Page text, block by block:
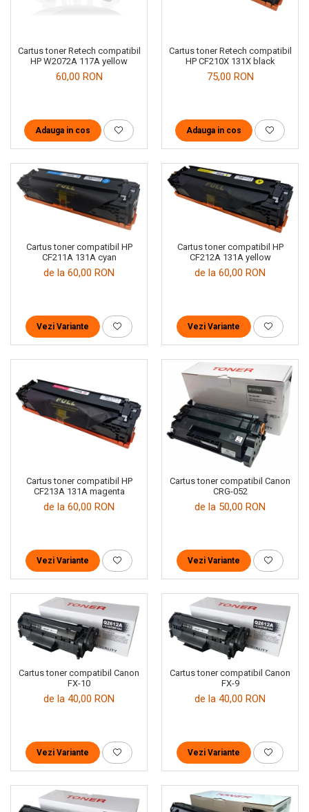
Cartus toner Retech compatibil
HP W2072A 117A yellow
60,00 RON
Adauga in cos
Cartus toner Retech compatibil
HP CF210X 131X black
75,00 RON
Adauga in cos
Cartus toner compatibil HP
CF211A 131A cyan
de la 60,00 RON
Vezi Variante
Cartus toner compatibil HP
CF212A 131A yellow
de la 60,00 RON
Vezi Variante
Cartus toner compatibil HP
CF213A 131A magenta
de la 60,00 RON
Vezi Variante
Cartus toner compatibil Canon
CRG-052
de la 50,00 RON
Vezi Variante
Cartus toner compatibil Canon
FX-10
de la 40,00 RON
Vezi Variante
Cartus toner compatibil Canon
FX-9
de la 40,00 RON
Vezi Variante